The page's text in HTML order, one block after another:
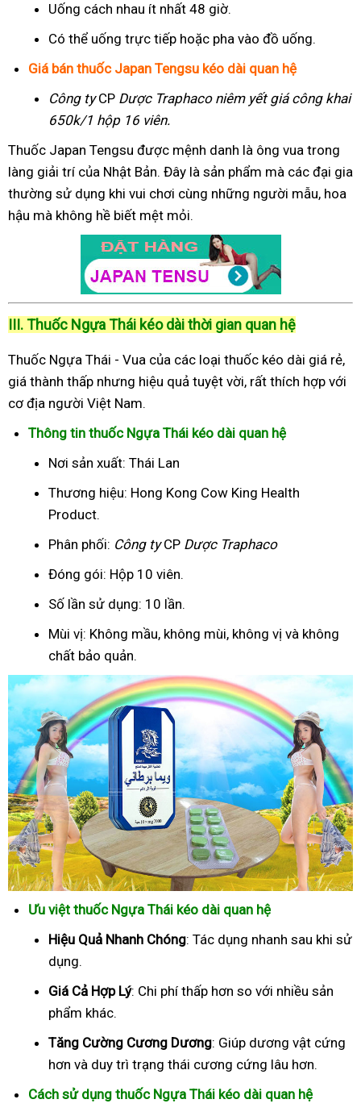
Uống cách nhau ít nhất 48 giờ.
Có thể uống trực tiếp hoặc pha vào đồ uống.
Giá bán thuốc Japan Tengsu kéo dài quan hệ
Công tyCP Dược Traphaconiêm yết giá công khai
650k/1 hộp 16 viên.
Thuốc Japan Tengsu được mệnh danh là ông vua trong
làng giải trí của Nhật Bản. Đây là sản phẩm mà các đại gia
thường sử dụng khi vui chơi cùng những người mẫu, hoa
hậu mà không hề biết mệt mỏi.
III. Thuốc Ngựa Thái kéo dài thời gian quan hệ
Thuốc Ngựa Thái - Vua của các loại thuốc kéo dài giá rẻ,
giá thành thấp nhưng hiệu quả tuyệt vời, rất thích hợp với
cơ địa người Việt Nam.
Thông tin thuốc Ngựa Thái kéo dài quan hệ
Nơi sản xuất: Thái Lan
Thương hiệu: Hong Kong Cow King Health
Product.
Phân phối: Công tyCP Dược Traphaco
Đóng gói: Hộp 10 viên.
Số lần sử dụng: 10 lần.
Mùi vị: Không mầu, không mùi, không vị và không
chất bảo quản.
Ưu việt thuốc Ngựa Thái kéo dài quan hệ
Hiệu Quả Nhanh Chóng: Tác dụng nhanh sau khi sử
dụng.
Giá Cả Hợp Lý: Chi phí thấp hơn so với nhiều sản
phẩm khác.
Tăng Cường Cương Dương: Giúp dương vật cứng
hơn và duy trì trạng thái cương cứng lâu hơn.
Cách sử dụng thuốc Ngựa Thái kéo dài quan hệ